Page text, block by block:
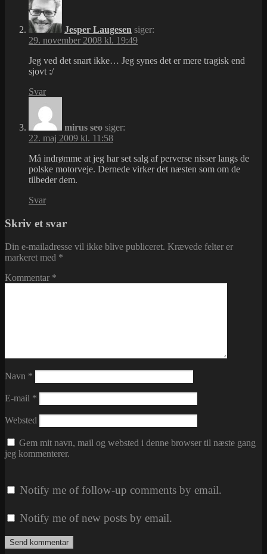
Jesper Laugesen siger:
29. november 2008 kl. 19:49
Jeg ved det snart ikke… Jeg synes det er mere tragisk end
sjovt :/
Svar
mirus seo siger:
22. maj 2009 kl. 11:58
Må indrømme at jeg har set salg af perverse nisser langs de
polske motorveje. Dernede virker det næsten som om de
tilbeder dem.
Svar
Skriv et svar
Din e-mailadresse vil ikke blive publiceret. Krævede felter er
markeret med *
Kommentar *
Navn *
E-mail *
Websted
Gem mit navn, mail og websted i denne browser til næste gang
jeg kommenterer.
Notify me of follow-up comments by email.
Notify me of new posts by email.